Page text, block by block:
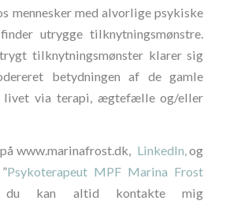
mennesker med alvorlige psykiske
utrygge tilknytningsmønstre.
tilknytningsmønster klarer sig
betydningen af de gamle
livet via terapi, ægtefælle og/eller
www.marinafrost.dk, LinkedIn,og
Psykoterapeut MPF Marina Frost
kan altid kontakte mig